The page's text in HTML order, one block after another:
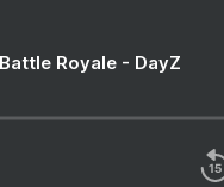
Royale - DayZ